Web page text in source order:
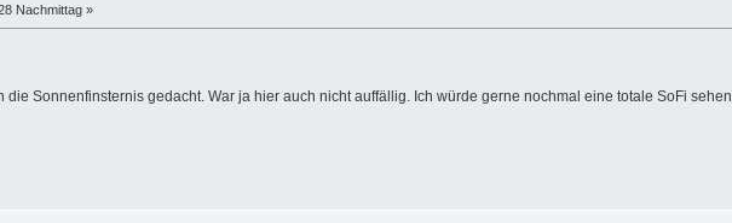
Nachmittag »
Sonnenfinsternis gedacht. War ja hier auch nicht auffällig. Ich würde gerne nochmal eine totale SoFi sehen.